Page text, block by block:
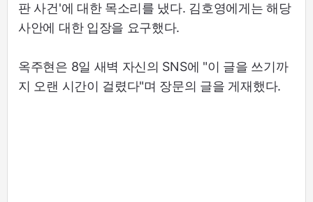
판 사건'에 대한 목소리를 냈다. 김호영에게는 해당
사안에 대한 입장을 요구했다.
옥주현은 8일 새벽 자신의 SNS에 "이 글을 쓰기까
지 오랜 시간이 걸렸다"며 장문의 글을 게재했다.